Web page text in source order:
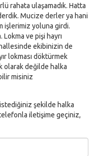
rahata ulaşamadık. Hatta
Mucize derler ya hani
işlerimiz yoluna girdi.
Lokma ve pişi hayrı
ekibinizin de
lokması döktürmek
olarak değilde halka
misiniz
şekilde halka
iletişime geçiniz,